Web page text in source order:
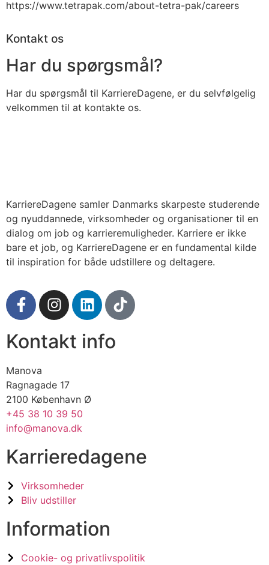
https://www.tetrapak.com/about-tetra-pak/careers
Kontakt os
Har du spørgsmål?
Har du spørgsmål til KarriereDagene, er du selvfølgelig
velkommen til at kontakte os.
KarriereDagene samler Danmarks skarpeste studerende
og nyuddannede, virksomheder og organisationer til en
dialog om job og karrieremuligheder. Karriere er ikke
bare et job, og KarriereDagene er en fundamental kilde
til inspiration for både udstillere og deltagere.
Kontakt info
Manova
Ragnagade 17
2100 København Ø
+45 38 10 39 50
info@manova.dk
Karrieredagene
Virksomheder
Bliv udstiller
Information
Cookie- og privatlivspolitik